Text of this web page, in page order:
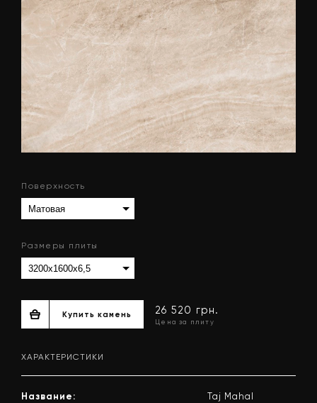
Поверхность
Размеры плиты
ХАРАКТЕРИСТИКИ
Название: Taj Mahal